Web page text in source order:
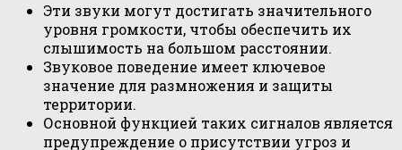
Эти звуки могут достигать значительного
уровня громкости, чтобы обеспечить их
слышимость на большом расстоянии.
Звуковое поведение имеет ключевое
значение для размножения и защиты
территории.
Основной функцией таких сигналов является
предупреждение о присутствии угроз и